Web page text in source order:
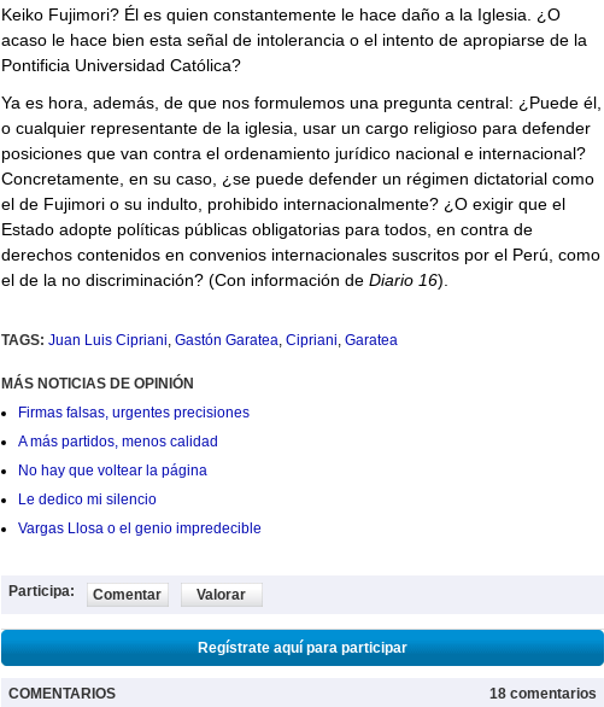
Keiko Fujimori? Él es quien constantemente le hace daño a la Iglesia. ¿O
acaso le hace bien esta señal de intolerancia o el intento de apropiarse de la
Pontificia Universidad Católica?
Ya es hora, además, de que nos formulemos una pregunta central: ¿Puede él,
o cualquier representante de la iglesia, usar un cargo religioso para defender
posiciones que van contra el ordenamiento jurídico nacional e internacional?
Concretamente, en su caso, ¿se puede defender un régimen dictatorial como
el de Fujimori o su indulto, prohibido internacionalmente? ¿O exigir que el
Estado adopte políticas públicas obligatorias para todos, en contra de
derechos contenidos en convenios internacionales suscritos por el Perú, como
el de la no discriminación? (Con información de Diario 16).
TAGS: Juan Luis Cipriani, Gastón Garatea, Cipriani, Garatea
MÁS NOTICIAS DE OPINIÓN
Firmas falsas, urgentes precisiones
A más partidos, menos calidad
No hay que voltear la página
Le dedico mi silencio
Vargas Llosa o el genio impredecible
Participa: Comentar Valorar
Regístrate aquí para participar
COMENTARIOS 18 comentarios